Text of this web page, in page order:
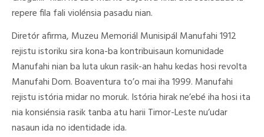
repere fila fali violénsia pasadu nian.
Diretór afirma, Muzeu Memoriál Munisipál Manufahi 1912
rejistu istoriku sira kona-ba kontribuisaun komunidade
Manufahi nian ba luta ukun rasik-an hahu kedas hosi revolta
Manufahi Dom. Boaventura to’o mai iha 1999. Manufahi
rejistu istória midar no moruk. Istória hirak ne’ebé iha hosi ita
nia konsiénsia rasik tanba atu harii Timor-Leste nu’udar
nasaun ida no identidade ida.